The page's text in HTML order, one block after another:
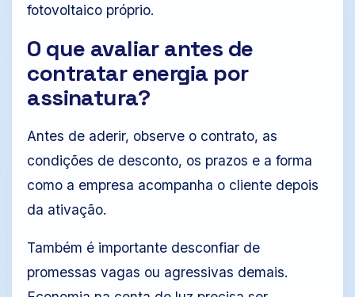
fotovoltaico próprio.
O que avaliar antes de
contratar energia por
assinatura?
Antes de aderir, observe o contrato, as
condições de desconto, os prazos e a forma
como a empresa acompanha o cliente depois
da ativação.
Também é importante desconfiar de
promessas vagas ou agressivas demais.